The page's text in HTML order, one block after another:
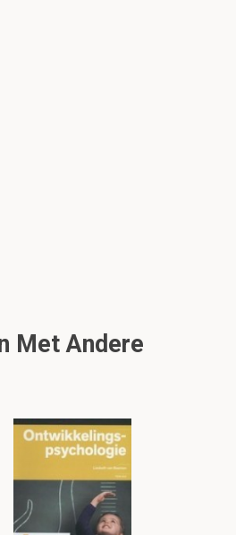
Met Andere